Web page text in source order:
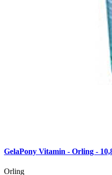
GelaPony Vitamin - Orling -
Orling